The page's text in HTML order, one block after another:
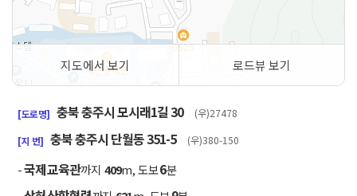
지도에서 보기 로드뷰 보기
[도로명] 충북 충주시 모시래1길 30 (우)27478
[지 번] 충북 충주시 단월동 351-5 (우)380-150
-국제교육관까지 409m, 도보6분